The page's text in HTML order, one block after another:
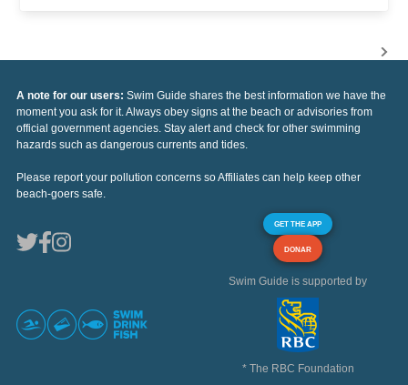
A note for our users: Swim Guide shares the best information we have the
moment you ask for it. Always obey signs at the beach or advisories from
official government agencies. Stay alert and check for other swimming
hazards such as dangerous currents and tides.
Please report your pollution concerns so Affiliates can help keep other
beach-goers safe.
GET THE APP
DONAR
Swim Guide is supported by
* The RBC Foundation